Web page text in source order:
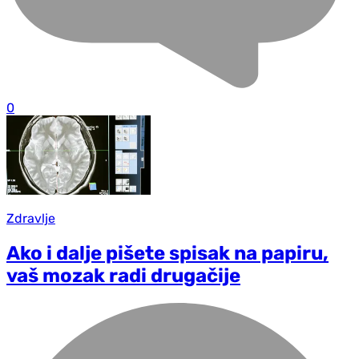
0
Zdravlje
Ako i dalje pišete spisak na papiru,
vaš mozak radi drugačije